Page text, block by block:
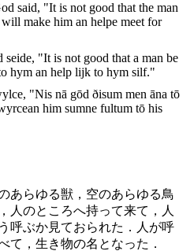
said, "It is not good that the man
make him an helpe meet for
"It is not good that a man be
hym an help lijk to hym silf."
"Nis nā gōd ðisum men āna tō
him sumne fultum tō his
あらゆる獣，空のあらゆる鳥
人のところへ持って来て，人
呼ぶか見ておられた．人が呼
て，生き物の名となった．